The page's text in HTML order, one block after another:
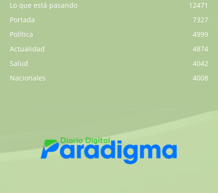
Lo que está pasando
12471
Portada
7327
Política
4999
Actualidad
4874
Salud
4042
Nacionales
4008